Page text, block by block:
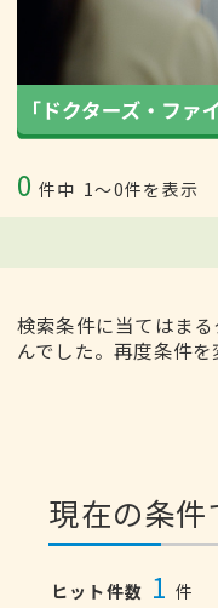
0 件中 1〜0件を表示
検索条件に当てはま
んでした。再度条件を
現在の条
ヒット件数 1 件